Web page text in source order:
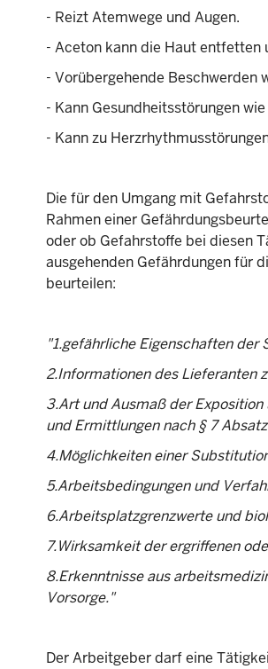
- Reizt Atemwege und Augen.
- Aceton kann die Haut entfetten
- Vorübergehende Beschwerden
- Kann Gesundheitsstörungen
- Kann zu
Die für den Umgang mit
Rahmen einer
oder ob Gefahrstoffe bei diesen
ausgehenden Gefährdungen für
beurteilen:
"1.gefährliche Eigenschaften
2.Informationen des Lieferanten
3.Art und Ausmaß der
und Ermittlungen nach § 7
4.Möglichkeiten einer
5.Arbeitsbedingungen und
6.Arbeitsplatzgrenzwerte und
7.Wirksamkeit der ergriffenen
8.Erkenntnisse aus
Vorsorge."
Der Arbeitgeber darf eine